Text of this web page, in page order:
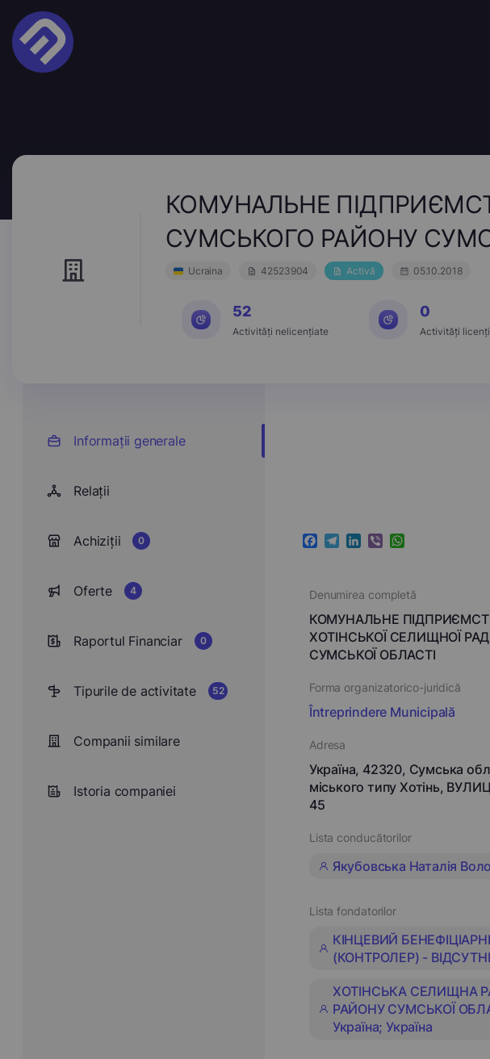
КОМУНАЛЬНЕ
СУМСЬКОГО РАЙОНУ
Ucraina 42523904 Activă 05.10.2018
52
Activități nelicențiate
0
Activități
Informații generale
Relații
Achiziții 0
Oferte 4
Raportul Financiar 0
Tipurile de activitate 52
Companii similare
Istoria companiei
Facebook
Telegram
LinkedIn
ViberWhatsApp
Denumirea completă
КОМУНАЛЬНЕ
ХОТІНСЬКОЇ СЕЛИЩНОЇ
СУМСЬКОЇ ОБЛАСТІ
Forma organizatorico-juridică
Întreprindere Municipală
Adresa
Україна, 42320, Сумська
міського типу Хотінь,
45
Lista conducătorilor
Якубовська Наталія
Lista fondatorilor
КІНЦЕВИЙ
(КОНТРОЛЕР) -
ХОТІНСЬКА СЕЛИЩНА
РАЙОНУ СУМСЬКОЇ
Україна; Україна